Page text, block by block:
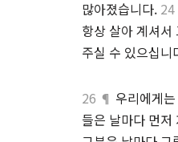
많아졌습니다. 24
항상 살아 계셔
주실 수 있으십니
26 ¶ 우리에게
들은 날마다 먼